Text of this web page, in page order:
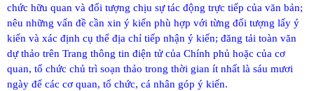
chức hữu quan và đối tượng chịu sự tác động trực tiếp của văn bản;
nêu những vấn đề cần xin ý kiến phù hợp với từng đối tượng lấy ý
kiến và xác định cụ thể địa chỉ tiếp nhận ý kiến; đăng tải toàn văn
dự thảo trên Trang thông tin điện tử của Chính phủ hoặc của cơ
quan, tổ chức chủ trì soạn thảo trong thời gian ít nhất là sáu mươi
ngày để các cơ quan, tổ chức, cá nhân góp ý kiến.